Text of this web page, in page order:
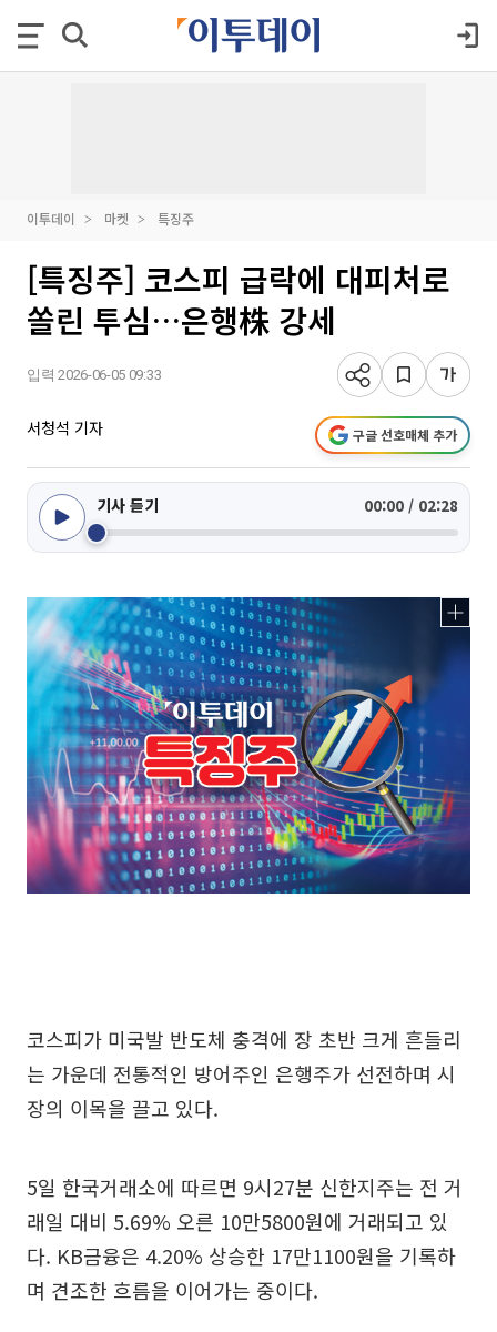
이투데이 마켓 특징주
[특징주] 코스피 급락에 대피처로
쏠린 투심…은행株 강세
입력 2026-06-05 09:33
서청석 기자 구글 선호매체 추가
기사 듣기 00:00 / 02:28
코스피가 미국발 반도체 충격에 장 초반 크게 흔들리
는 가운데 전통적인 방어주인 은행주가 선전하며 시
장의 이목을 끌고 있다.
5일 한국거래소에 따르면 9시27분 신한지주는 전 거
래일 대비 5.69% 오른 10만5800원에 거래되고 있
다. KB금융은 4.20% 상승한 17만1100원을 기록하
며 견조한 흐름을 이어가는 중이다.